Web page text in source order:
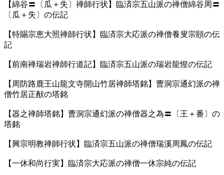
【綿谷〓〔瓜＋失〕禅師行状】臨済宗五山派の禅僧綿谷周〓
〔瓜＋失〕の伝記
【特賜宗恵大照禅師行状】臨済宗大応派の禅僧養叟宗頤の伝
記
【前南禅瑞岩禅師行道記】臨済宗五山派の瑞岩龍惺の伝記
【周防路鹿王山龍文寺開山竹居禅師塔銘】曹洞宗通幻派の禅
僧竹居正猷の塔銘
【器之禅師塔銘】曹洞宗通幻派の禅僧器之為〓〔王＋番〕の
塔銘
【興宗明教禅師行状】臨済宗五山派の禅僧瑞溪周鳳の伝記
【一休和尚行実】臨済宗大応派の禅僧一休宗純の伝記